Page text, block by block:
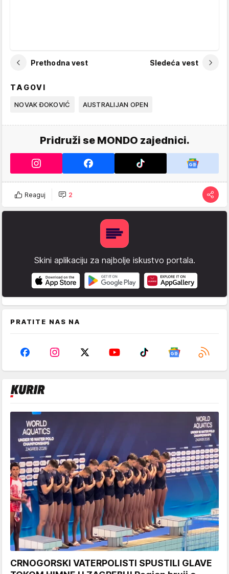
Prethodna vest Sledeća vest
TAGOVI
NOVAK ĐOKOVIĆ AUSTRALIJAN OPEN
Pridruži se MONDO zajednici.
Reaguj 2
Skini aplikaciju za najbolje iskustvo portala.
PRATITE NAS NA
CRNOGORSKI VATERPOLISTI SPUSTILI GLAVE